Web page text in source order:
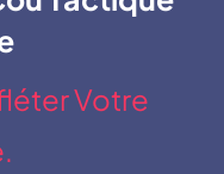
Votre